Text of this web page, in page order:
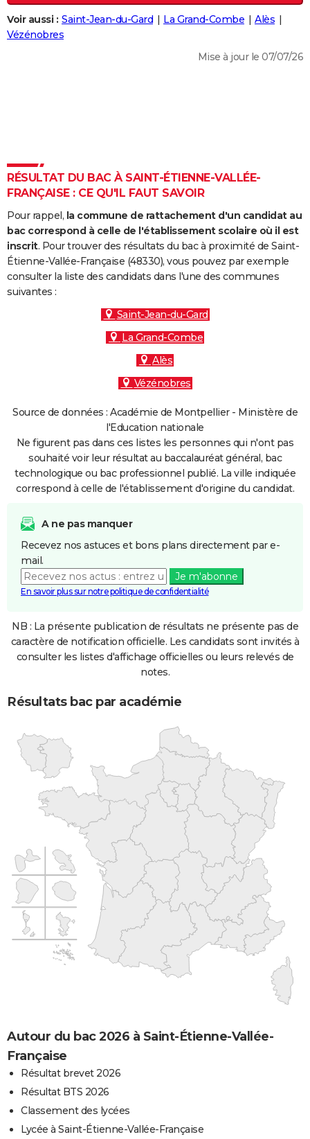
Destinations
City break
Voyage nature
Voyage de noces
Forum
Climat
+
PHOTO
COPAINS D'AVANT
S'inscrire
Se connecter
Lycées
Collèges
Primaires
Universités
Entreprises
Service militaire
Avis de recherche
AVIS DE DÉCÈS
FORUM
Bricolage
Lifestyle
Culture
Sport
Auto
Television
Voyage
Cinema
Voir aussi : Saint-Jean-du-Gard La Grand-Combe
Alès
Vézénobres
Mise à jour le 07/07/26
RÉSULTAT DU BAC À SAINT-ÉTIENNE-VALLÉE-
FRANÇAISE : CE QU'IL FAUT SAVOIR
Pour rappel, la commune de rattachement d'un candidat au
bac correspond à celle de l'établissement scolaire où il est
inscrit. Pour trouver des résultats du bac à proximité de Saint-
Étienne-Vallée-Française (48330), vous pouvez par exemple
consulter la liste des candidats dans l'une des communes
suivantes :
Saint-Jean-du-Gard
La Grand-Combe
Alès
Vézénobres
Source de données : Académie de Montpellier - Ministère de
l'Education nationale
Ne figurent pas dans ces listes les personnes qui n'ont pas
souhaité voir leur résultat au baccalauréat général, bac
technologique ou bac professionnel publié. La ville indiquée
correspond à celle de l'établissement d'origine du candidat.
A ne pas manquer
Recevez nos astuces et bons plans directement par e-
mail.
Je m'abonne
En savoir plus sur notre politique de confidentialité
NB : La présente publication de résultats ne présente pas de
caractère de notification officielle. Les candidats sont invités à
consulter les listes d'affichage officielles ou leurs relevés de
notes.
Résultats bac par académie
Autour du bac 2026 à Saint-Étienne-Vallée-
Française
Résultat brevet 2026
Résultat BTS 2026
Classement des lycées
Lycée à Saint-Étienne-Vallée-Française